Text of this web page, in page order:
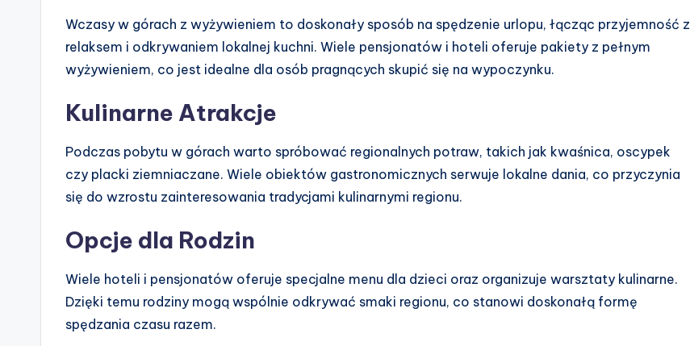
Wczasy w górach z wyżywieniem to doskonały sposób na spędzenie urlopu, łącząc przyjemność z
relaksem i odkrywaniem lokalnej kuchni. Wiele pensjonatów i hoteli oferuje pakiety z pełnym
wyżywieniem, co jest idealne dla osób pragnących skupić się na wypoczynku.
Kulinarne Atrakcje
Podczas pobytu w górach warto spróbować regionalnych potraw, takich jak kwaśnica, oscypek
czy placki ziemniaczane. Wiele obiektów gastronomicznych serwuje lokalne dania, co przyczynia
się do wzrostu zainteresowania tradycjami kulinarnymi regionu.
Opcje dla Rodzin
Wiele hoteli i pensjonatów oferuje specjalne menu dla dzieci oraz organizuje warsztaty kulinarne.
Dzięki temu rodziny mogą wspólnie odkrywać smaki regionu, co stanowi doskonałą formę
spędzania czasu razem.